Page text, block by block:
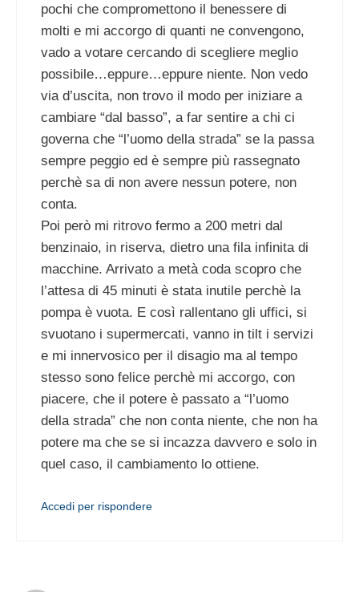
pochi che compromettono il benessere di
molti e mi accorgo di quanti ne convengono,
vado a votare cercando di scegliere meglio
possibile…eppure…eppure niente. Non vedo
via d’uscita, non trovo il modo per iniziare a
cambiare “dal basso”, a far sentire a chi ci
governa che “l’uomo della strada” se la passa
sempre peggio ed è sempre più rassegnato
perchè sa di non avere nessun potere, non
conta.
Poi però mi ritrovo fermo a 200 metri dal
benzinaio, in riserva, dietro una fila infinita di
macchine. Arrivato a metà coda scopro che
l’attesa di 45 minuti è stata inutile perchè la
pompa è vuota. E così rallentano gli uffici, si
svuotano i supermercati, vanno in tilt i servizi
e mi innervosico per il disagio ma al tempo
stesso sono felice perchè mi accorgo, con
piacere, che il potere è passato a “l’uomo
della strada” che non conta niente, che non ha
potere ma che se si incazza davvero e solo in
quel caso, il cambiamento lo ottiene.
Accedi per rispondere